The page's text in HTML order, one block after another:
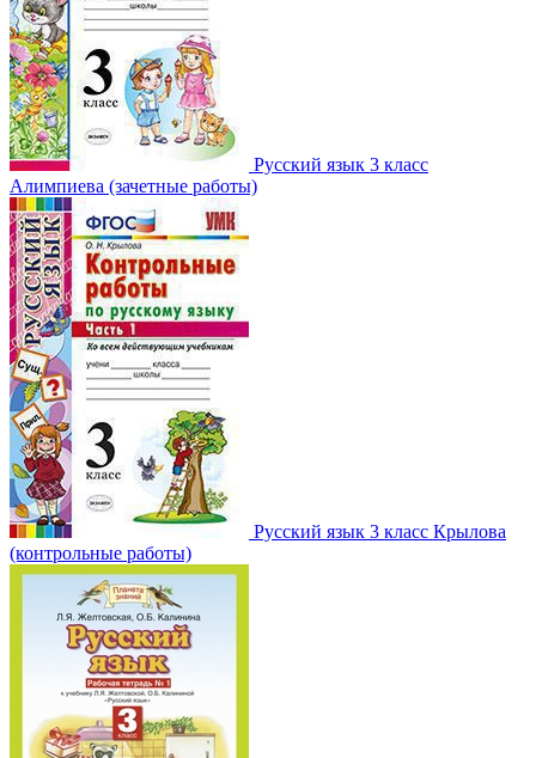
Русский язык 3 класс
Алимпиева (зачетные работы)
Русский язык 3 класс Крылова
(контрольные работы)